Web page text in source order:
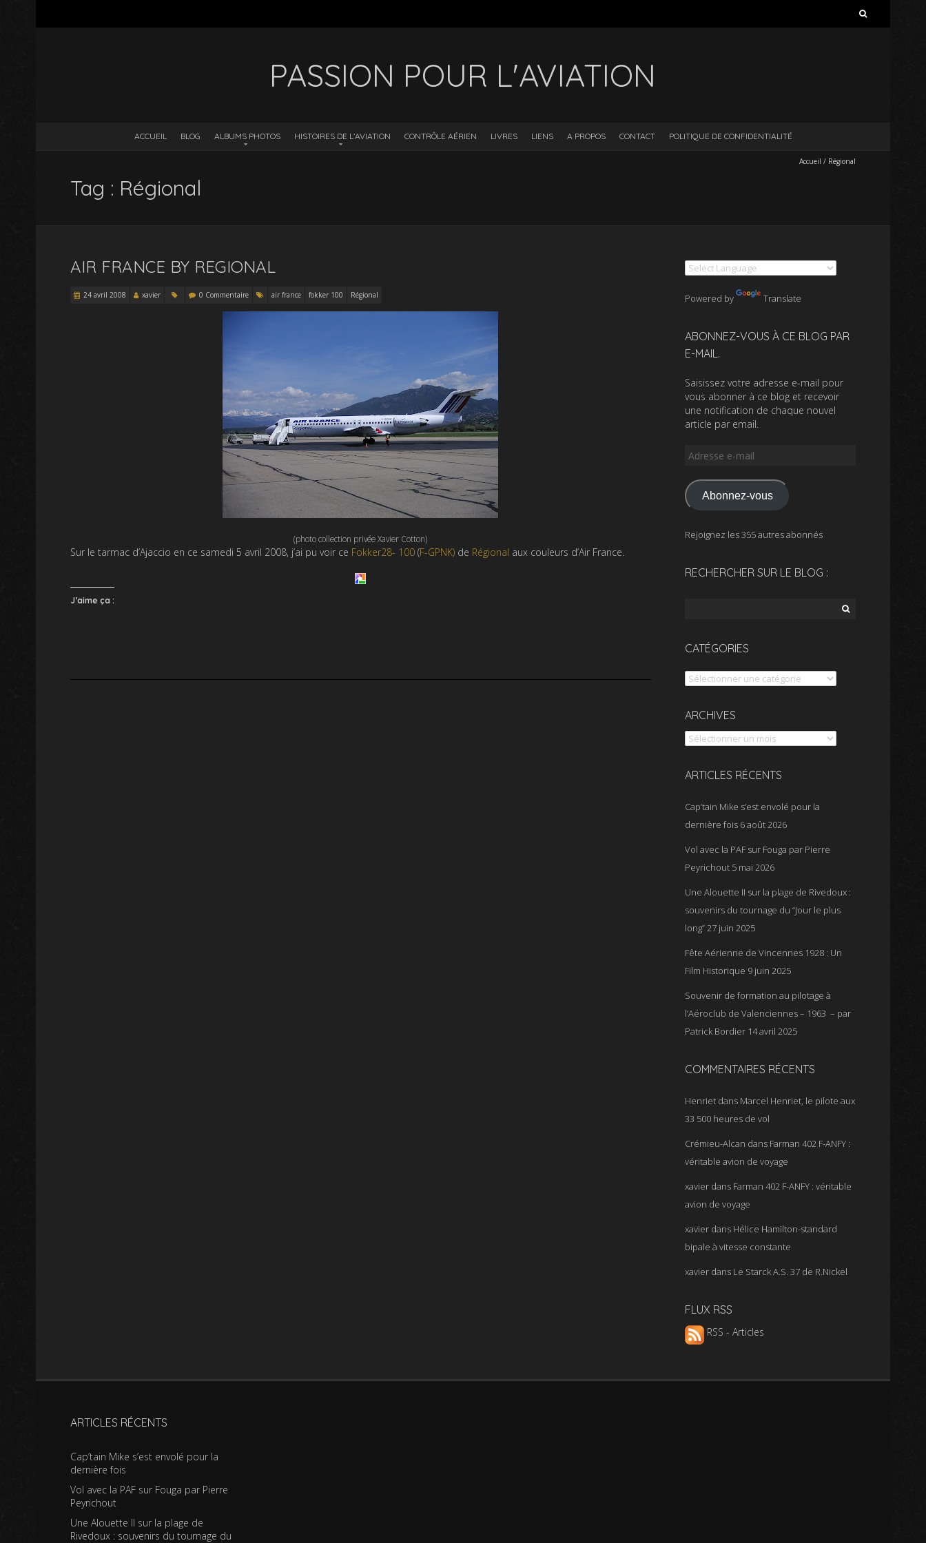
PASSION POUR L'AVIATION
ACCUEIL BLOG ALBUMS PHOTOS HISTOIRES DE L’AVIATION CONTRÔLE AÉRIEN LIVRES LIENS A PROPOS CONTACT POLITIQUE DE CONFIDENTIALITÉ
Accueil / Régional
Tag : Régional
AIR FRANCE BY REGIONAL
24 avril 2008 xavier 0 Commentaire air france fokker 100 Régional
(photo collection privée Xavier Cotton)
Sur le tarmac d’Ajaccio en ce samedi 5 avril 2008, j’ai pu voir ce Fokker28- 100(F-GPNK)de Régional aux couleurs d’Air France.
J’aime ça :
Powered by Translate
ABONNEZ-VOUS À CE BLOG PAR
E-MAIL.
Saisissez votre adresse e-mail pour
vous abonner à ce blog et recevoir
une notification de chaque nouvel
article par email.
Adresse
mail
Abonnez-vous
Rejoignez les 355 autres abonnés
RECHERCHER SUR LE BLOG :
CATÉGORIES
Catégories
ARCHIVES
Archives
ARTICLES RÉCENTS
Cap’tain Mike s’est envolé pour la
dernière fois 6 août 2026
Vol avec la PAF sur Fouga par Pierre
Peyrichout 5 mai 2026
Une Alouette II sur la plage de Rivedoux :
souvenirs du tournage du “Jour le plus
long”27 juin 2025
Fête Aérienne de Vincennes 1928 : Un
Film Historique 9 juin 2025
Souvenir de formation au pilotage à
l’Aéroclub de Valenciennes – 1963 – par
Patrick Bordier 14 avril 2025
COMMENTAIRES RÉCENTS
Henriet dans Marcel Henriet, le pilote aux
33 500 heures de vol
Crémieu-Alcan dans Farman 402 F-ANFY :
véritable avion de voyage
xavier dans Farman 402 F-ANFY : véritable
avion de voyage
xavier dans Hélice Hamilton-standard
bipale à vitesse constante
xavier dans Le Starck A.S. 37 de R.Nickel
FLUX RSS
RSS - Articles
ARTICLES RÉCENTS
Cap’tain Mike s’est envolé pour la
dernière fois
Vol avec la PAF sur Fouga par Pierre
Peyrichout
Une Alouette II sur la plage de
Rivedoux : souvenirs du tournage du